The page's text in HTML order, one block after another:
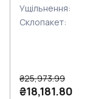
Ущільнення:
Склопакет:
₴25,973.99
₴18,181.80